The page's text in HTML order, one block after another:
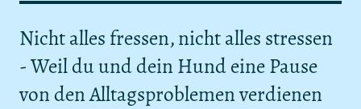
Nicht alles fressen, nicht alles stressen
- Weil du und dein Hund eine Pause
von den Alltagsproblemen verdienen